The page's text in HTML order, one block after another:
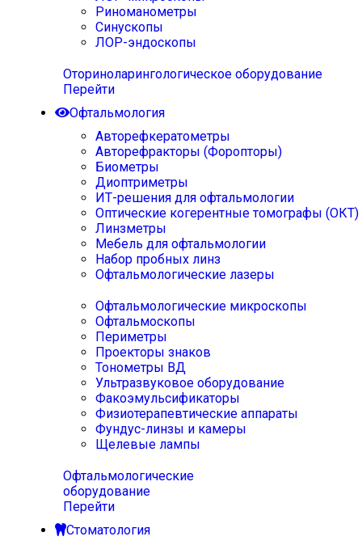
Риноманометры
Синускопы
ЛОР-эндоскопы
Оториноларингологическое оборудование
Перейти
Офтальмология
Авторефкератометры
Авторефракторы (Форопторы)
Биометры
Диоптриметры
ИТ-решения для офтальмологии
Оптические когерентные томографы (ОКТ)
Линзметры
Мебель для офтальмологии
Набор пробных линз
Офтальмологические лазеры
Офтальмологические микроскопы
Офтальмоскопы
Периметры
Проекторы знаков
Тонометры ВД
Ультразвуковое оборудование
Факоэмульсификаторы
Физиотерапевтические аппараты
Фундус-линзы и камеры
Щелевые лампы
Офтальмологические
оборудование
Перейти
Стоматология